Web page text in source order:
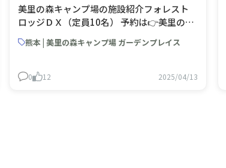
美里の森キャンプ場の施設紹介フォレスト
ロッジＤＸ（定員10名） 予約は👉美里の森
デンプレイス家族村） | キャンプ場検索・予
熊本 | 美里の森キャンプ場 ガーデンプレイス
0 12 2025/04/13